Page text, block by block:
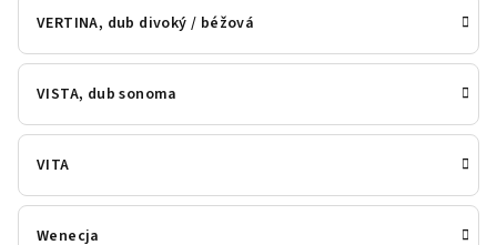
VERTINA, dub divoký / béžová
VISTA, dub sonoma
VITA
Wenecja